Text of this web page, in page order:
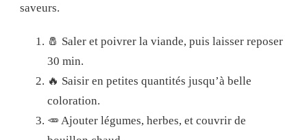
saveurs.
🧂 Saler et poivrer la viande, puis laisser reposer
30 min.
🔥 Saisir en petites quantités jusqu’à belle
coloration.
🥕 Ajouter légumes, herbes, et couvrir de